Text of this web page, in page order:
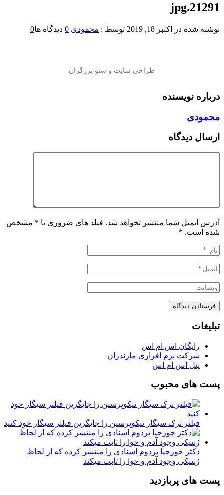
21291.jpg
نوشته شده در اکتبر 18, 2019 توسط : محمودی 0 دیدگاه ها0
درباره نویسنده
محمودی
ارسال دیدگاه
آدرس ایمیل شما منتشر نخواهد شد. فیلد های ضروری با * مشخص
شده است. *
تبلیغات
رایگان اس ام اس
شرکت نرم افزاری مازندران
پنل اس ام اس
پست های محبوب
فیلتر ترک سیگار نیکوپرسین را جایگزین فیلتر سیگار خود کنید
دکتر جورجیا پردوم اسنادی را منتشر کرده که از لحاظ
ژنتیکی وجود آدم و حوا را ثابت میکند
پست های پربازدید